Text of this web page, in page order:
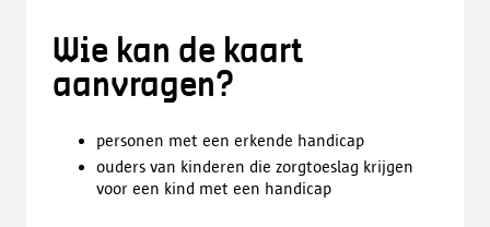
Wie kan de kaart
aanvragen?
personen met een erkende handicap
ouders van kinderen die zorgtoeslag krijgen
voor een kind met een handicap